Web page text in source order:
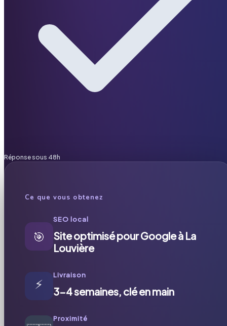
Réponse sous 48h
Ce que vous obtenez
🎯
SEO local
Site optimisé pour Google à La
Louvière
⚡
Livraison
3-4 semaines, clé en main
Proximité